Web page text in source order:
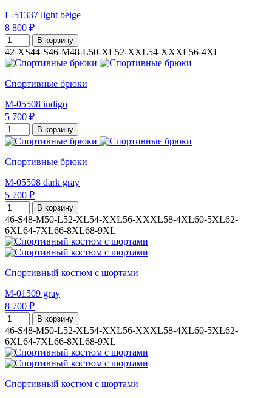
L-51337 light beige
8 800 ₽
В корзину
42-XS44-S46-M48-L50-XL52-XXL54-XXXL56-4XL
Спортивные брюки
M-05508 indigo
5 700 ₽
В корзину
Спортивные брюки
M-05508 dark gray
5 700 ₽
В корзину
46-S48-M50-L52-XL54-XXL56-XXXL58-4XL60-5XL62-
6XL64-7XL66-8XL68-9XL
Спортивный костюм с шортами
M-01509 gray
8 700 ₽
В корзину
46-S48-M50-L52-XL54-XXL56-XXXL58-4XL60-5XL62-
6XL64-7XL66-8XL68-9XL
Спортивный костюм с шортами